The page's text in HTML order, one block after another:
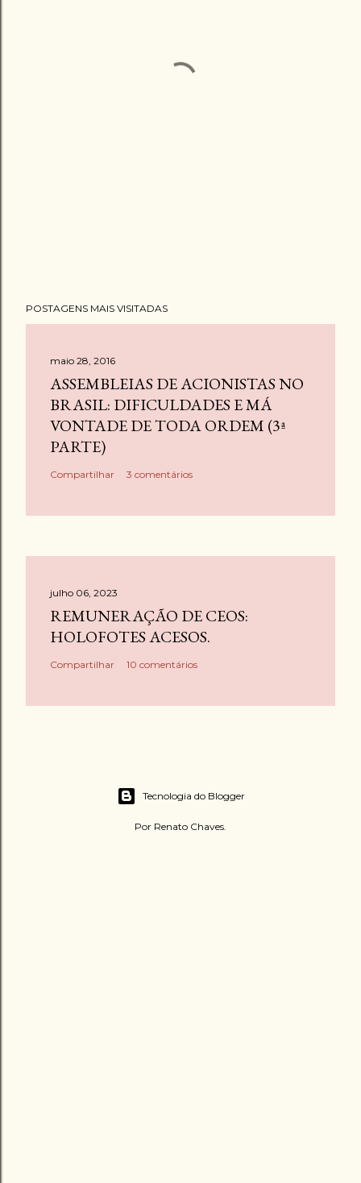
POSTAGENS MAIS VISITADAS
maio 28, 2016
ASSEMBLEIAS DE ACIONISTAS NO
BRASIL: DIFICULDADES E MÁ
VONTADE DE TODA ORDEM (3ª
PARTE)
Compartilhar 3 comentários
julho 06, 2023
REMUNERAÇÃO DE CEOS:
HOLOFOTES ACESOS.
Compartilhar 10 comentários
Tecnologia do Blogger
Por Renato Chaves.